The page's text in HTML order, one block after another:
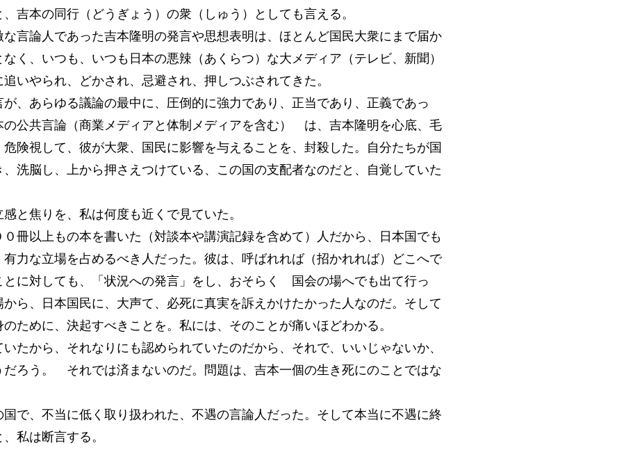
吉本の同行（どうぎょう）の衆（しゅう）としても言える。
言論人であった吉本隆明の発言や思想表明は、ほとんど国民大衆にまで届か
く、いつも、いつも日本の悪辣（あくらつ）な大メディア（テレビ、新聞）
いやられ、どかされ、忌避され、押しつぶされてきた。
、あらゆる議論の最中に、圧倒的に強力であり、正当であり、正義であっ
公共言論（商業メディアと体制メディアを含む） は、吉本隆明を心底、毛
険視して、彼が大衆、国民に影響を与えることを、封殺した。自分たちが国
洗脳し、上から押さえつけている、この国の支配者なのだと、自覚していた
と焦りを、私は何度も近くで見ていた。
冊以上もの本を書いた（対談本や講演記録を含めて）人だから、日本国でも
有力な立場を占めるべき人だった。彼は、呼ばれれば（招かれれば）どこへで
とに対しても、「状況への発言」をし、おそらく 国会の場へでも出て行っ
ら、日本国民に、大声て、必死に真実を訴えかけたかった人なのだ。そして
ために、決起すべきことを。私には、そのことが痛いほどわかる。
たから、それなりにも認められていたのだから、それで、いいじゃないか、
だろう。 それでは済まないのだ。問題は、吉本一個の生き死にのことではな
で、不当に低く取り扱われた、不遇の言論人だった。そして本当に不遇に終
私は断言する。